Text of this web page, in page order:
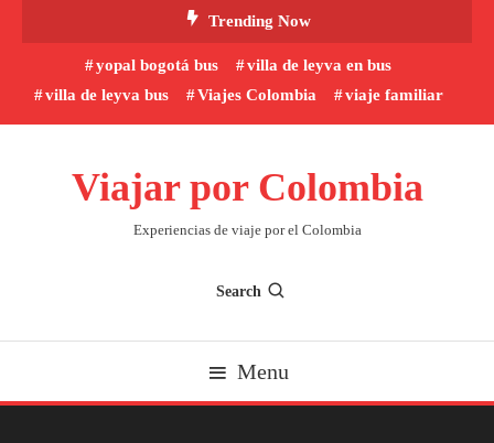
Trending Now
yopal bogotá bus
villa de leyva en bus
villa de leyva bus
Viajes Colombia viaje familiar
Viajar por Colombia
Experiencias de viaje por el Colombia
Search
Menu